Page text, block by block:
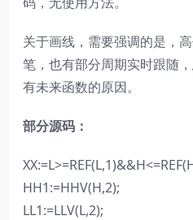
关于画线，需要强调的是，
笔，也有部分周期实时跟随
有未来函数的原因。
部分源码：
HH1:=HHV(H,2);
LL1:=LLV(L,2);